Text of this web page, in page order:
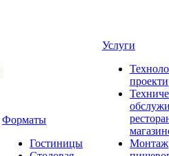
Форматы
Гостиницы
Услуги
Монтаж